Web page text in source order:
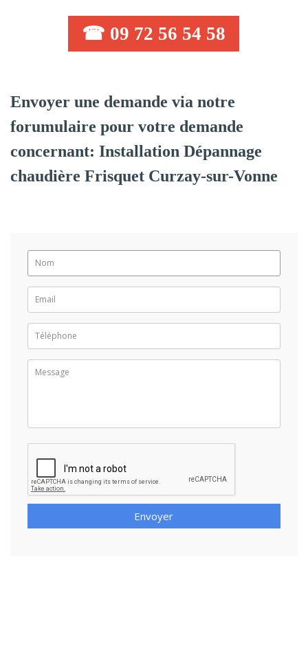
☎ 09 72 56 54 58
Envoyer une demande via notre
forumulaire pour votre demande
concernant: Installation Dépannage
chaudière Frisquet Curzay-sur-Vonne
Envoyer